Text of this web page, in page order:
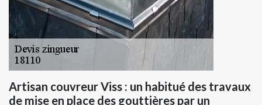
Artisan couvreur Viss : un habitué des travaux
de mise en place des gouttières par un